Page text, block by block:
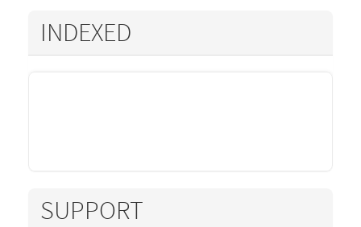
INDEXED
SUPPORT